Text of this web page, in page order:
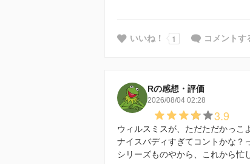
いいね！ 1 コメントす
Rの感想・評価
2026/08/04 02:28
3.9
ウィルスミスが、ただただかっこ
ナイスバディすぎてコントかな？
シリーズものやから、これから忙